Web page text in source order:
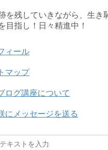
を残していきながら、生き
目指し！日々精進中！
ィール
マップ
ログ講座について
にメッセージを送る